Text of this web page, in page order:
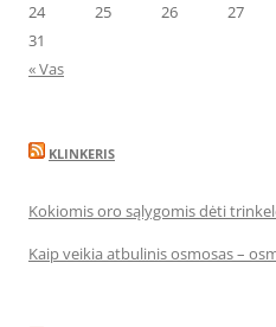
24
25 26 27
31
« Vas
KLINKERIS
Kokiomis oro sąlygomis dėti
Kaip veikia atbulinis osmosas –